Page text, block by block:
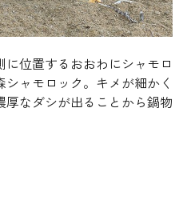
位置するおおわにシャモロ
ャモロック。キメが細かく
厚なダシが出ることから鍋物